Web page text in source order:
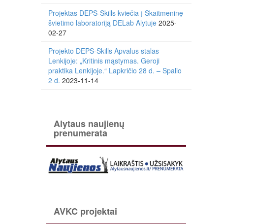
Projektas DEPS-Skills kviečia į Skaitmeninę
švietimo laboratoriją DELab Alytuje 2025-
02-27
Projekto DEPS-Skills Apvalus stalas
Lenkijoje: „Kritinis mąstymas. Geroji
praktika Lenkijoje.“ Lapkričio 28 d. – Spalio
2 d. 2023-11-14
Alytaus naujienų
prenumerata
AVKC projektai